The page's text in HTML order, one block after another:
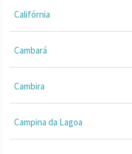
Califórnia
Cambará
Cambira
Campina da Lagoa